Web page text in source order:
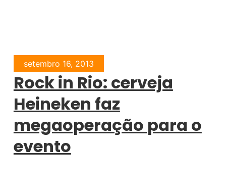
setembro 16, 2013
Rock in Rio: cerveja
Heineken faz
megaoperação para o
evento